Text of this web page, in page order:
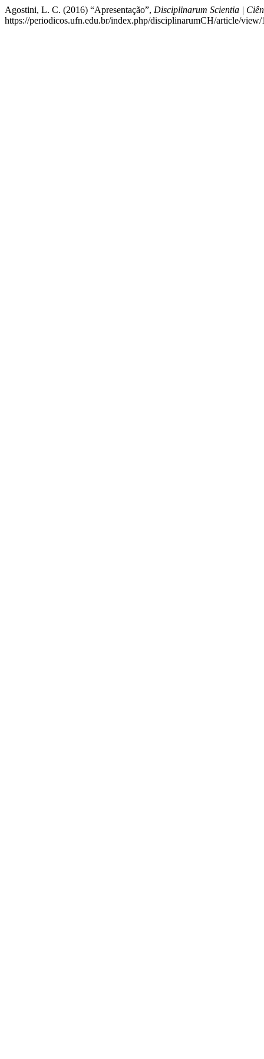
Agostini, L. C. (2016) “Apresentação”, Disciplinarum Scientia |
https://periodicos.ufn.edu.br/index.php/disciplinarumCH/article/view/